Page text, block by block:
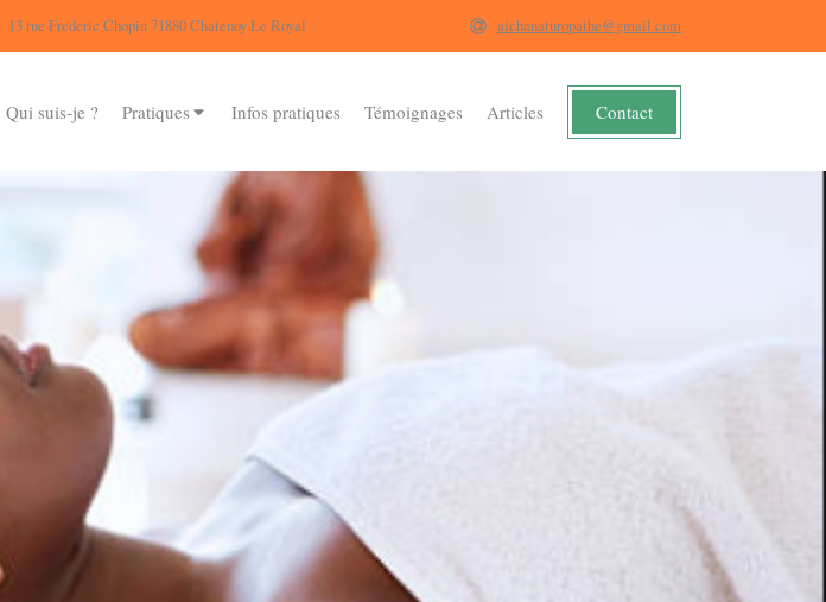
13 rue Frederic Chopin 71880 Chatenoy Le Royal aichanaturopathe@gmail.com
Qui suis-je ? Pratiques Infos pratiques Témoignages Articles Contact